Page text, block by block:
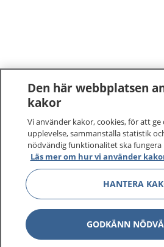
Den här webbplatsen
kakor
Vi använder kakor, cookies, för att
upplevelse, sammanställa statistik
nödvändig funktionalitet ska fungera
Läs mer om hur vi använder
HANTERA
GODKÄNN